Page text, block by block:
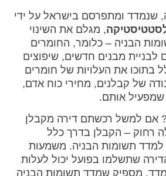
שנמדד ומתפרסם בישראל על ידי
, מגלם את השינוי
הבניה – כלומר, החומרים
לבניית מבנים חדשים, שיפוצים
בתוכו את העלויות של חומרים
של קבלנים, מחירי כוח אדם,
שמפעיל אותם.
אם למשל רכשתם דירה מקבלן
רחוק – הקבלן בדרך כלל
תשומות הבניה. משמעות
שתשלמו בפועל יכול לעלות
מספיק שמדד תשומות הבניה